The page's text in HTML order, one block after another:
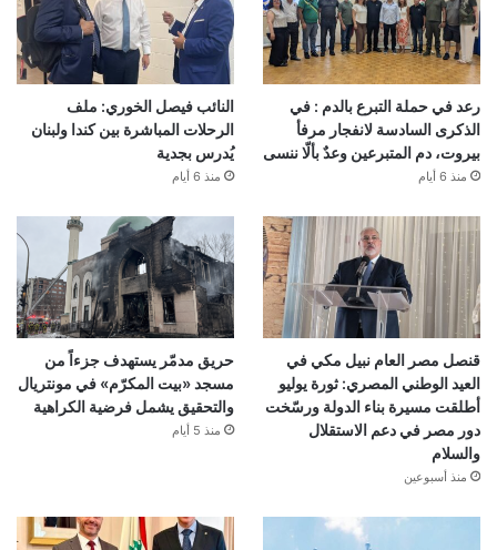
رعد في حملة التبرع بالدم : في
الذكرى السادسة لانفجار مرفأ
بيروت، دم المتبرعين وعدٌ بألّا ننسى
منذ 6 أيام
النائب فيصل الخوري: ملف
الرحلات المباشرة بين كندا ولبنان
يُدرس بجدية
منذ 6 أيام
قنصل مصر العام نبيل مكي في
العيد الوطني المصري: ثورة يوليو
أطلقت مسيرة بناء الدولة ورسّخت
دور مصر في دعم الاستقلال
والسلام
منذ أسبوعين
حريق مدمّر يستهدف جزءاً من
مسجد «بيت المكرّم» في مونتريال
والتحقيق يشمل فرضية الكراهية
منذ 5 أيام